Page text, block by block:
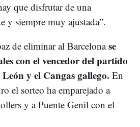
que disfrutar de una
y siempre muy ajustada”.
de eliminar al Barcelonase
con el vencedor del partido
y el Cangas gallego. En
el sorteo ha emparejado a
y a Puente Genil con el